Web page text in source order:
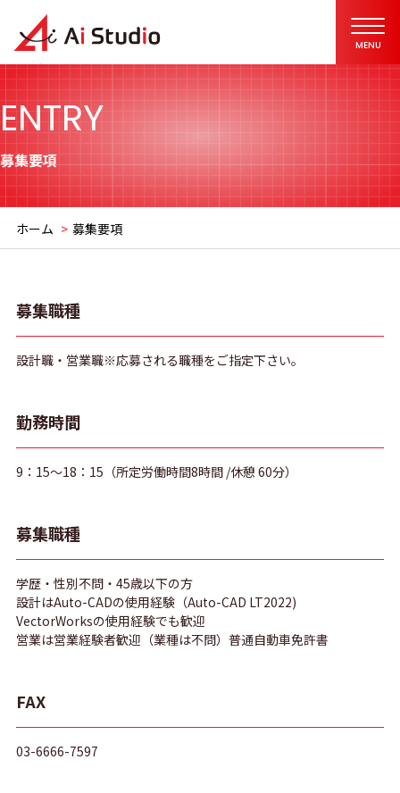
ENTRY
募集要項
ホーム 募集要項
募集職種
設計職・営業職※応募される職種をご指定下さい。
勤務時間
9：15～18：15（所定労働時間8時間 /休憩 60分）
募集職種
学歴・性別不問・45歳以下の方
設計はAuto-CADの使用経験（Auto-CAD LT2022)
VectorWorksの使用経験でも歓迎
営業は営業経験者歓迎（業種は不問）普通自動車免許書
FAX
03-6666-7597